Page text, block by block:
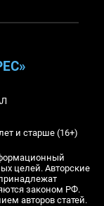
и старше (16+)
целей. Авторские
законом РФ.
авторов статей.